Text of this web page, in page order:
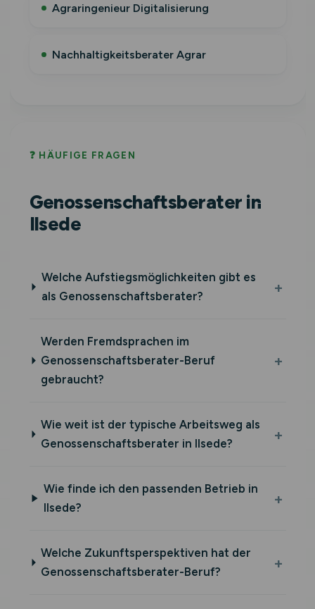
Agraringenieur Digitalisierung
Nachhaltigkeitsberater Agrar
❓ HÄUFIGE FRAGEN
Genossenschaftsberater in
Ilsede
Welche Aufstiegsmöglichkeiten gibt es
als Genossenschaftsberater?
Werden Fremdsprachen im
Genossenschaftsberater-Beruf
gebraucht?
Wie weit ist der typische Arbeitsweg als
Genossenschaftsberater in Ilsede?
Wie finde ich den passenden Betrieb in
Ilsede?
Welche Zukunftsperspektiven hat der
Genossenschaftsberater-Beruf?